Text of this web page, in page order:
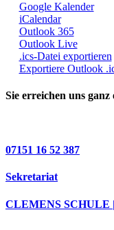
Google Kalender
iCalendar
Outlook 365
Outlook Live
.ics-Datei exportieren
Exportiere Outlook
Sie erreichen uns ganz
07151 16 52 387
Sekretariat
CLEMENS SCHULE |